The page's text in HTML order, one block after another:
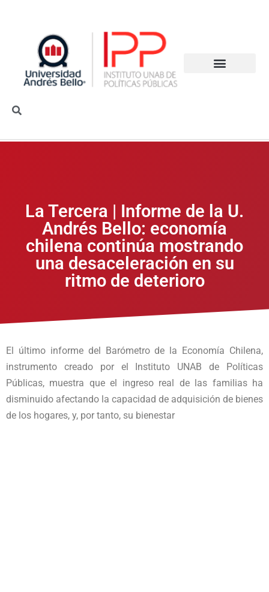
La Tercera | Informe de la U.
Andrés Bello: economía
chilena continúa mostrando
una desaceleración en su
ritmo de deterioro
El último informe del Barómetro de la Economía Chilena,
instrumento creado por el Instituto UNAB de Políticas
Públicas, muestra que el ingreso real de las familias ha
disminuido afectando la capacidad de adquisición de bienes
de los hogares, y, por tanto, su bienestar